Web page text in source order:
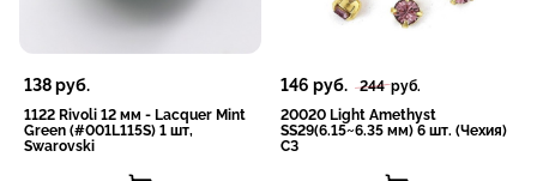
138руб.
1122 Rivoli 12 мм - Lacquer Mint
Green (#001L115S) 1 шт,
Swarovski
146 руб. 244руб.
20020 Light Amethyst
SS29(6.15~6.35 мм) 6 шт. (Чехия)
СЗ